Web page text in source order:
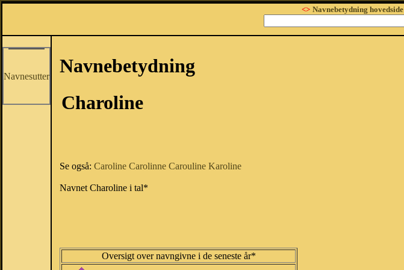
<> Navnebetydning hovedside
Navnesutter
Navnebetydning
Charoline
Se også: Caroline Carolinne Carouline Karoline
Navnet Charoline i tal*
Oversigt over navngivne i de seneste år*